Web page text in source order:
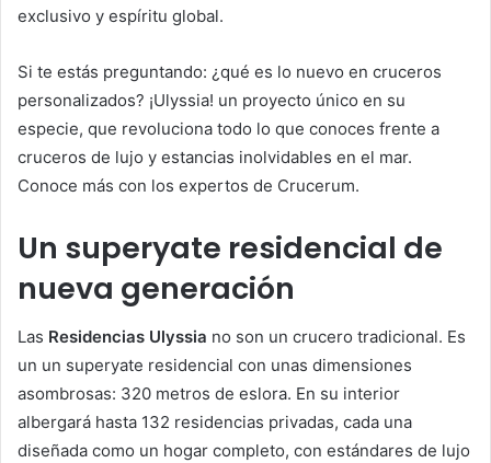
exclusivo y espíritu global.
Si te estás preguntando: ¿qué es lo nuevo en cruceros
personalizados? ¡Ulyssia! un proyecto único en su
especie, que revoluciona todo lo que conoces frente a
cruceros de lujo y estancias inolvidables en el mar.
Conoce más con los expertos de Crucerum.
Un superyate residencial de
nueva generación
Las Residencias Ulyssia no son un crucero tradicional. Es
un un superyate residencial con unas dimensiones
asombrosas: 320 metros de eslora. En su interior
albergará hasta 132 residencias privadas, cada una
diseñada como un hogar completo, con estándares de lujo